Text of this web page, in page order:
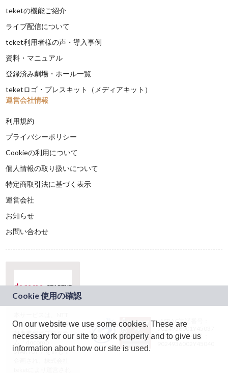
teketの機能ご紹介
ライブ配信について
teket利用者様の声・導入事例
資料・マニュアル
登録済み劇場・ホール一覧
teketロゴ・プレスキット（メディアキット）
運営会社情報
利用規約
プライバシーポリシー
Cookieの利用について
個人情報の取り扱いについて
特定商取引法に基づく表示
運営会社
お知らせ
お問い合わせ
ドコモグループの新
規事業創出プログラ
ム「docomo
STARTUP」を通じて
JASRAC許諾番号：
9024936001Y45037
JASRAC許諾番号：
On our website we use some cookies. These are
necessary for our site to work properly and to give us
information about how our site is used.